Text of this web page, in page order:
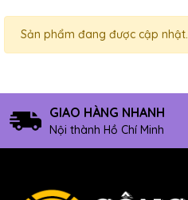
Sản phẩm đang được cập nhật.
GIAO HÀNG NHANH
Nội thành Hồ Chí Minh